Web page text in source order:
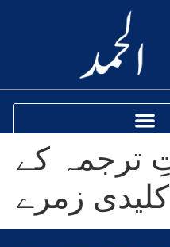
ترجمہ کے
کلیدی زمرے